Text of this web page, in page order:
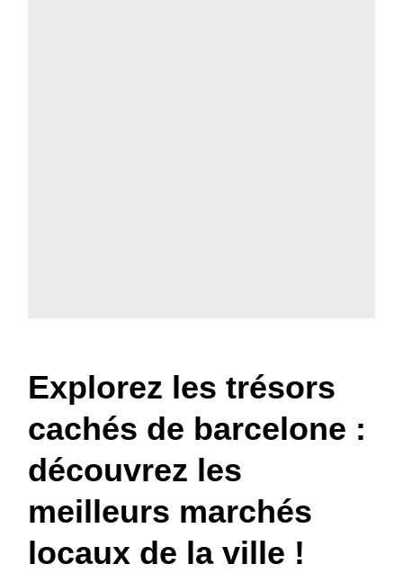
Explorez les trésors
cachés de barcelone :
découvrez les
meilleurs marchés
locaux de la ville !